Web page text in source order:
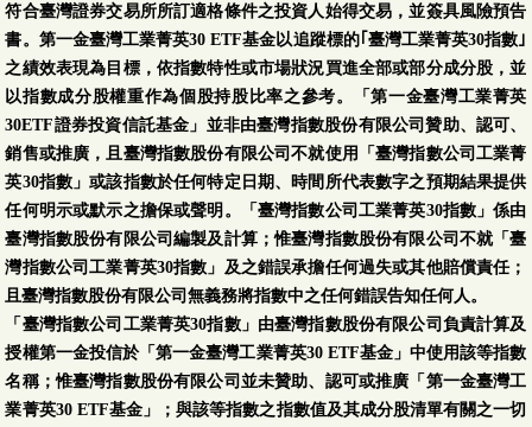
符合臺灣證券交易所所訂適格條件之投資人始得交易，並簽具風險預告
書。第一金臺灣工業菁英30 ETF基金以追蹤標的｢臺灣工業菁英30指數｣
之績效表現為目標，依指數特性或市場狀況買進全部或部分成分股，並
以指數成分股權重作為個股持股比率之參考。「第一金臺灣工業菁英
30ETF證券投資信託基金」並非由臺灣指數股份有限公司贊助、認可、
銷售或推廣，且臺灣指數股份有限公司不就使用「臺灣指數公司工業菁
英30指數」或該指數於任何特定日期、時間所代表數字之預期結果提供
任何明示或默示之擔保或聲明。「臺灣指數公司工業菁英30指數」係由
臺灣指數股份有限公司編製及計算；惟臺灣指數股份有限公司不就「臺
灣指數公司工業菁英30指數」及之錯誤承擔任何過失或其他賠償責任；
且臺灣指數股份有限公司無義務將指數中之任何錯誤告知任何人。
「臺灣指數公司工業菁英30指數」由臺灣指數股份有限公司負責計算及
授權第一金投信於「第一金臺灣工業菁英30 ETF基金」中使用該等指數
名稱；惟臺灣指數股份有限公司並未贊助、認可或推廣「第一金臺灣工
業菁英30 ETF基金」；與該等指數之指數值及其成分股清單有關之一切